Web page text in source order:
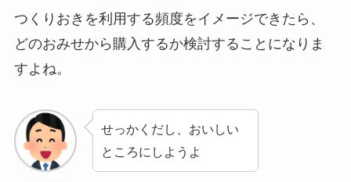
つくりおきを利用する頻度をイメージできたら、
どのおみせから購入するか検討することになりま
すよね。
せっかくだし、おいしい
ところにしようよ